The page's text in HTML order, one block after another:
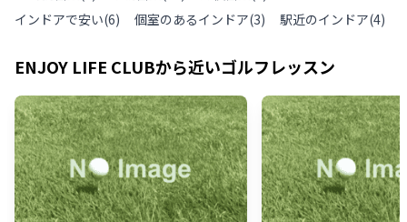
インドアで安い(6) 個室のあるインドア(3) 駅近のインドア(4)
ENJOY LIFE CLUBから近いゴルフレッスン